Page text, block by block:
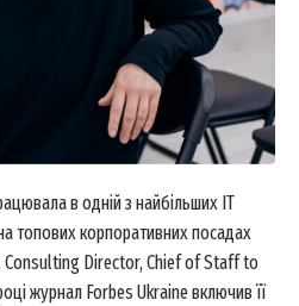
в одній з найбільших ІТ
топових корпоративних посадах
Consulting Director, Chief of Staff to
журнал Forbes Ukraine включив її